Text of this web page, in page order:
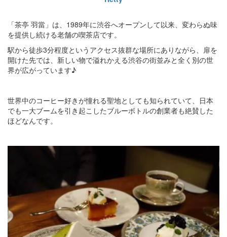
「茶亭 羽當」は、1989年に渋谷へオープンして以来、変わらぬ味
を提供し続ける老舗の喫茶店です。
駅から徒歩3分程度というアクセス抜群な場所にありながら、扉を
開けた先では、新しい物で溢れかえる渋谷の街並みと全く別の世
界が広がっています♪
世界中のコーヒー好きが憧れる聖地としても知られていて、日本
でも一大ブームを引き起こしたブルーボトルの創業者も絶賛した
ほどなんです。